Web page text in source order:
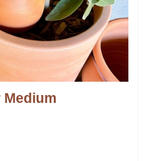
Medium